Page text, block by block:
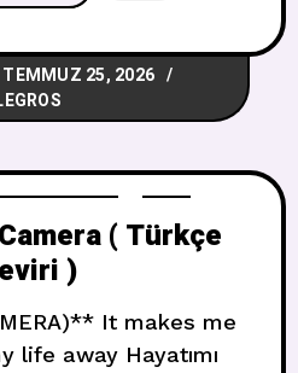
be on a schedule
time Takvimde olmak
zamanında
scale that goes from
TEMMUZ 25, 2026
( Türkçe
)
It makes me
life away Hayatımı